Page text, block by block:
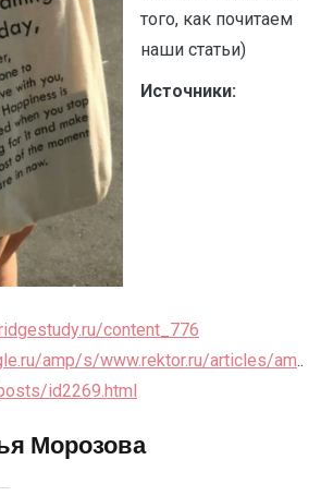
того, как почитаем
наши статьи)
Источники:
content_776
amp/s/www.rektor.ru/articles/am..
id2269.html
Морозова